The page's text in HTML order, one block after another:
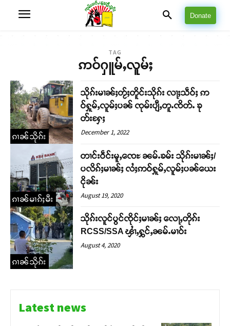
Donate
TAG
ဢဝ်ႁူမ်ႇလူမ်ႈ
ၵၢၼ်သိုၵ်း
သိုၵ်းမၢၼ်ႈတႂ်ႈတိူင်းသိုၵ်း လႃႈသဵဝ်ႈ ဢ
ဝ်ႁူမ်ႇလူမ်ႈပၼ် ၸုမ်းပျီႇတူႉၸိတ်ႉ ၶု
တ်းႁႄႈ
December 1, 2022
ၵၢၼ်မၢၵ်ႈမီး
တၢင်းဝဵင်းမူႇၸေႊ ၼမ်ႉၶမ်း သိုၵ်းမၢၼ်ႈ/
ပလိၵ်ႈမၢၼ်ႈ လႆႈဢဝ်ႁူမ်ႇလူမ်ႈပၼ်ယေး
ငိုၼ်း
August 19, 2020
ၵၢၼ်သိုၵ်း
သိုၵ်းလူင်ပွင်ၸိုင်ႈမၢၼ်ႈ လေႃႇတိုၵ်း
RCSS/SSA ၾၢႆႇႁွင်ႇၼမ်ႉမၢဝ်း
August 4, 2020
Latest news